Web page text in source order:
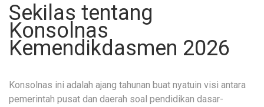
Sekilas tentang
Konsolnas
Kemendikdasmen 2026
Konsolnas ini adalah ajang tahunan buat nyatuin visi antara
pemerintah pusat dan daerah soal pendidikan dasar-